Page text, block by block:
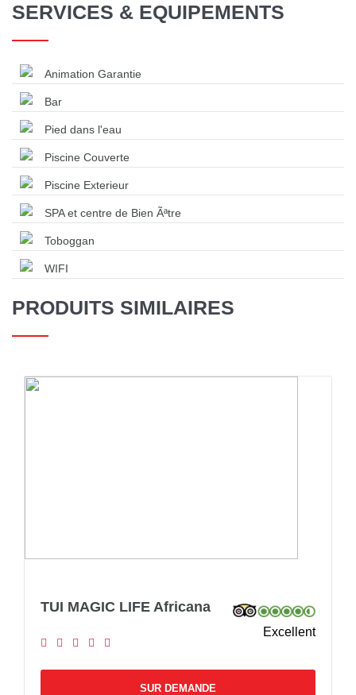
SERVICES & EQUIPEMENTS
Animation Garantie
Bar
Pied dans l'eau
Piscine Couverte
Piscine Exterieur
SPA et centre de Bien Ãªtre
Toboggan
WIFI
PRODUITS SIMILAIRES
TUI MAGIC LIFE Africana
Excellent
SUR DEMANDE